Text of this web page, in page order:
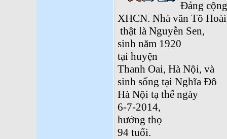
Đảng
XHCN. Nhà văn Tô
thật là Nguyễn Sen,
sinh năm 1920
tại huyện
Thanh Oai, Hà Nội, và
sinh sống tại Nghĩa Đô
Hà Nội tạ thế ngày
6-7-2014,
hưởng thọ
94 tuổi.